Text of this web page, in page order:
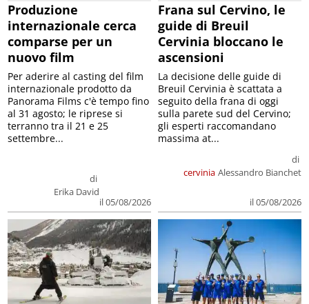
Produzione
internazionale cerca
comparse per un
nuovo film
di
Erika David
il 05/08/2026
Per aderire al casting del film
internazionale prodotto da
Panorama Films c'è tempo fino
al 31 agosto; le riprese si
terranno tra il 21 e 25
settembre...
Frana sul Cervino, le
guide di Breuil
Cervinia bloccano le
ascensioni
cervinia
di
Alessandro Bianchet
il 05/08/2026
La decisione delle guide di
Breuil Cervinia è scattata a
seguito della frana di oggi
sulla parete sud del Cervino;
gli esperti raccomandano
massima at...